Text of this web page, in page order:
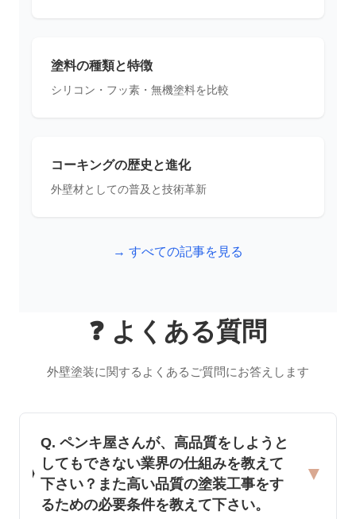
塗料の種類と特徴
シリコン・フッ素・無機塗料を比較
コーキングの歴史と進化
外壁材としての普及と技術革新
→ すべての記事を見る
❓ よくある質問
外壁塗装に関するよくあるご質問にお答えします
Q.ペンキ屋さんが、高品質をしようと
してもできない業界の仕組みを教えて
下さい？また高い品質の塗装工事をす
るための必要条件を教えて下さい。
▼